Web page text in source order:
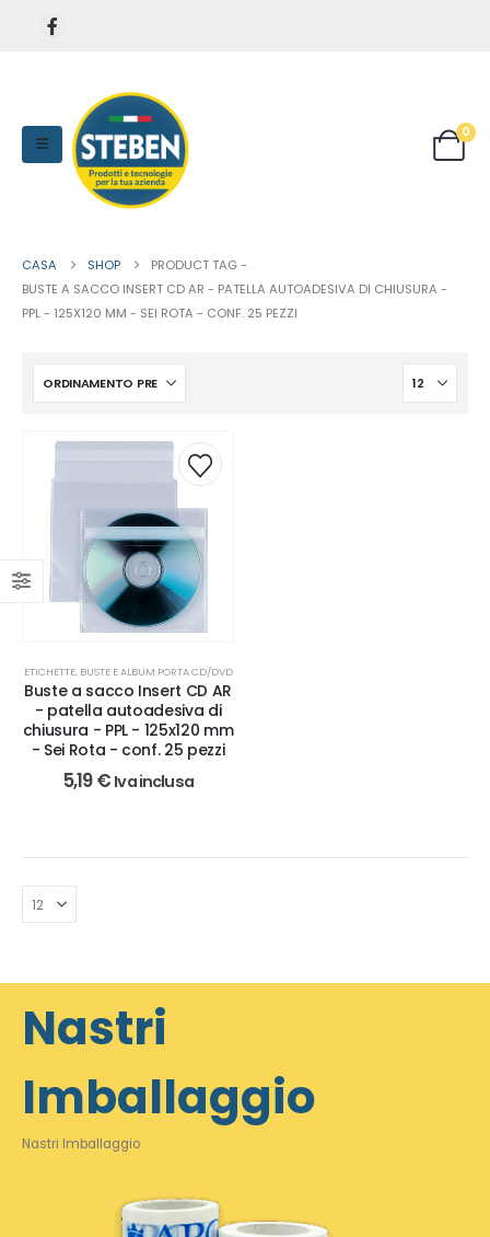
0
CASA SHOP
PRODUCT TAG -
BUSTE A SACCO INSERT CD AR - PATELLA AUTOADESIVA DI CHIUSURA -
PPL - 125X120 MM - SEI ROTA - CONF. 25 PEZZI
ETICHETTE, BUSTE E ALBUM PORTA CD/DVD
Buste a sacco Insert CD AR
- patella autoadesiva di
chiusura - PPL - 125x120 mm
- Sei Rota - conf. 25 pezzi
5,19€ Iva inclusa
Nastri
Imballaggio
Nastri Imballaggio